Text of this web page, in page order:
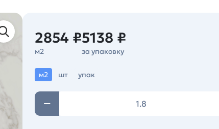
2854 ₽
м2
5138 ₽
за упаковку
м2 шт упак